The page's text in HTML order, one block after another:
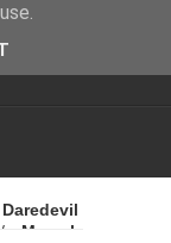
Daredevil
/
Marvel